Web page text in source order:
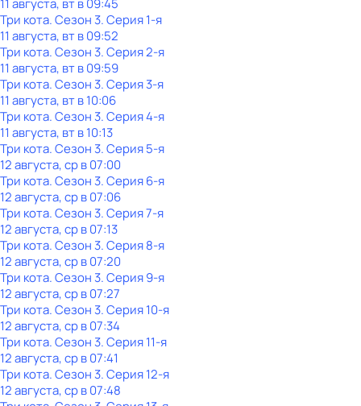
11 августа, вт в 09:45
Три кота. Сезон 3. Серия 1-я
11 августа, вт в 09:52
Три кота. Сезон 3. Серия 2-я
11 августа, вт в 09:59
Три кота. Сезон 3. Серия 3-я
11 августа, вт в 10:06
Три кота. Сезон 3. Серия 4-я
11 августа, вт в 10:13
Три кота. Сезон 3. Серия 5-я
12 августа, ср в 07:00
Три кота. Сезон 3. Серия 6-я
12 августа, ср в 07:06
Три кота. Сезон 3. Серия 7-я
12 августа, ср в 07:13
Три кота. Сезон 3. Серия 8-я
12 августа, ср в 07:20
Три кота. Сезон 3. Серия 9-я
12 августа, ср в 07:27
Три кота. Сезон 3. Серия 10-я
12 августа, ср в 07:34
Три кота. Сезон 3. Серия 11-я
12 августа, ср в 07:41
Три кота. Сезон 3. Серия 12-я
12 августа, ср в 07:48